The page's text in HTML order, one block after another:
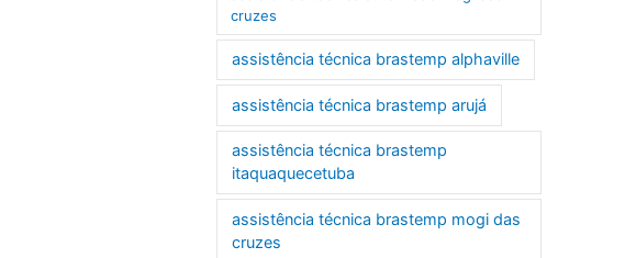
cruzes
assistência técnica brastemp alphaville
assistência técnica brastemp arujá
assistência técnica brastemp
itaquaquecetuba
assistência técnica brastemp mogi das
cruzes